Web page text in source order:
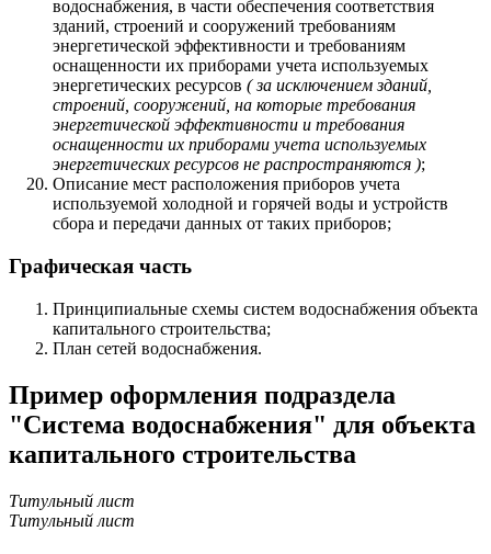
водоснабжения, в части обеспечения соответствия
зданий, строений и сооружений требованиям
энергетической эффективности и требованиям
оснащенности их приборами учета используемых
энергетических ресурсов ( за исключением зданий,
строений, сооружений, на которые требования
энергетической эффективности и требования
оснащенности их приборами учета используемых
энергетических ресурсов не распространяются );
Описание мест расположения приборов учета
используемой холодной и горячей воды и устройств
сбора и передачи данных от таких приборов;
Графическая часть
Принципиальные схемы систем водоснабжения объекта
капитального строительства;
План сетей водоснабжения.
Пример оформления подраздела
"Система водоснабжения" для объекта
капитального строительства
Титульный лист
Титульный лист